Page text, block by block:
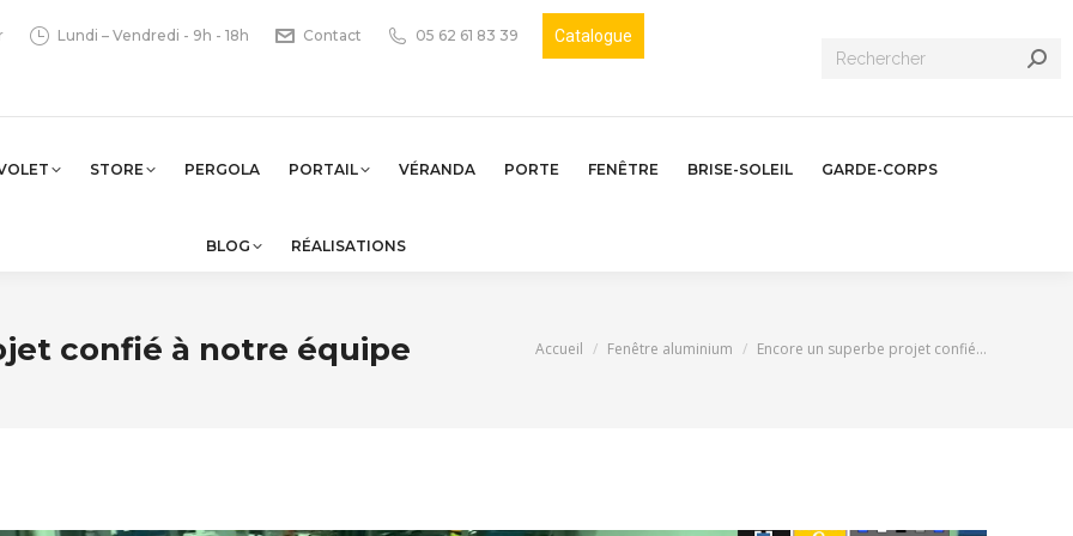
Lundi – Vendredi - 9h - 18h Contact 05 62 61 83 39 Catalogue
Recherche
STORE PERGOLA PORTAIL VÉRANDA PORTE FENÊTRE BRISE-SOLEIL GARDE-CORPS
BLOG RÉALISATIONS
confié à notre équipe Vous êtes ici :
Accueil Fenêtre aluminium Encore un superbe projet confié…